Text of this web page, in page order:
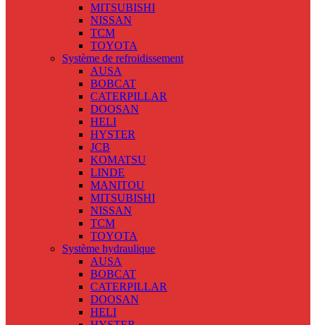
MITSUBISHI
NISSAN
TCM
TOYOTA
Système de refroidissement
AUSA
BOBCAT
CATERPILLAR
DOOSAN
HELI
HYSTER
JCB
KOMATSU
LINDE
MANITOU
MITSUBISHI
NISSAN
TCM
TOYOTA
Système hydraulique
AUSA
BOBCAT
CATERPILLAR
DOOSAN
HELI